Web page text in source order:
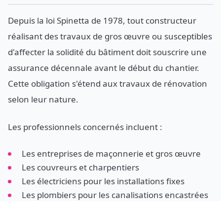
Depuis la loi Spinetta de 1978, tout constructeur
réalisant des travaux de gros œuvre ou susceptibles
d'affecter la solidité du bâtiment doit souscrire une
assurance décennale avant le début du chantier.
Cette obligation s'étend aux travaux de rénovation
selon leur nature.
Les professionnels concernés incluent :
Les entreprises de maçonnerie et gros œuvre
Les couvreurs et charpentiers
Les électriciens pour les installations fixes
Les plombiers pour les canalisations encastrées